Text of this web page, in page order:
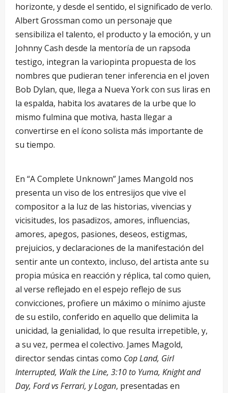
horizonte, y desde el sentido, el significado de verlo.
Albert Grossman como un personaje que
sensibiliza el talento, el producto y la emoción, y un
Johnny Cash desde la mentoría de un rapsoda
testigo, integran la variopinta propuesta de los
nombres que pudieran tener inferencia en el joven
Bob Dylan, que, llega a Nueva York con sus liras en
la espalda, habita los avatares de la urbe que lo
mismo fulmina que motiva, hasta llegar a
convertirse en el ícono solista más importante de
su tiempo.
En “A Complete Unknown” James Mangold nos
presenta un viso de los entresijos que vive el
compositor a la luz de las historias, vivencias y
vicisitudes, los pasadizos, amores, influencias,
amores, apegos, pasiones, deseos, estigmas,
prejuicios, y declaraciones de la manifestación del
sentir ante un contexto, incluso, del artista ante su
propia música en reacción y réplica, tal como quien,
al verse reflejado en el espejo reflejo de sus
convicciones, profiere un máximo o mínimo ajuste
de su estilo, conferido en aquello que delimita la
unicidad, la genialidad, lo que resulta irrepetible, y,
a su vez, permea el colectivo. James Magold,
director sendas cintas como Cop Land, Girl
Interrupted, Walk the Line, 3:10 to Yuma, Knight and
Day, Ford vs Ferrari, y Logan, presentadas en